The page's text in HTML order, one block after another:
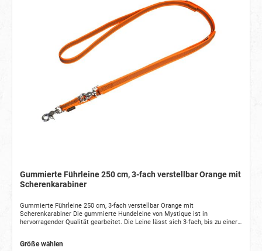
Gummierte Führleine 250 cm, 3-fach verstellbar Orange mit
Scherenkarabiner
Gummierte Führleine 250 cm, 3-fach verstellbar Orange mit
Scherenkarabiner Die gummierte Hundeleine von Mystique ist in
hervorragender Qualität gearbeitet. Die Leine lässt sich 3-fach, bis zu einer
behält. Dabei ist die gummierte Sportleine ein wahres Fliegengewicht und
Größe wählen